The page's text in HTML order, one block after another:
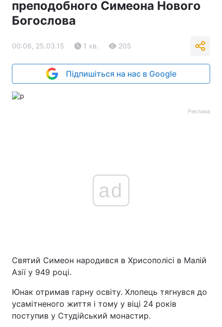
преподобного Симеона Нового
Богослова
00:06, 25.03.15 1 хв. 205
Підпишіться на нас в Google
Реклама
ad
Святий Симеон народився в Хрисополісі в Малій
Азії у 949 році.
Юнак отримав гарну освіту. Хлопець тягнувся до
усамітненого життя і тому у віці 24 років
поступив у Студійський монастир.